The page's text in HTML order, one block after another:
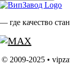
— где качество
© 2009-2025 •